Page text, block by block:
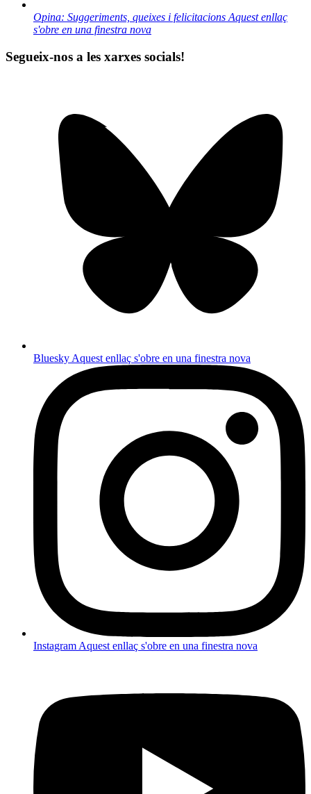
Opina: Suggeriments, queixes i felicitacions Aquest enllaç
s'obre en una finestra nova
Segueix-nos a les xarxes socials!
Bluesky Aquest enllaç s'obre en una finestra nova
Instagram Aquest enllaç s'obre en una finestra nova